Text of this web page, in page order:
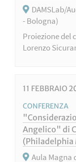
DAMSLab/
- Bologna)
Proiezione del
Lorenzo
11 FEBBRAIO
CONFERENZA
Angelico" di
(Philadelphia
Aula Magna